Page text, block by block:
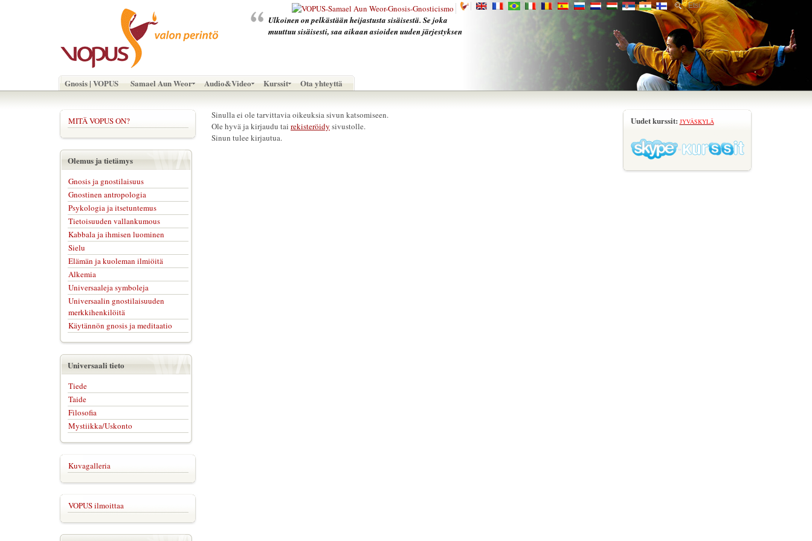
Ulkoinen on pelkästään heijastusta sisäisestä. Se joka
muuttuu sisäisesti, saa aikaan asioiden uuden järjestyksen
Gnosis | VOPUS Samael Aun Weor Audio&Video Kurssit Ota yhteyttä
Sinulla ei ole tarvittavia oikeuksia sivun katsomiseen.
Ole hyvä ja kirjaudu tai rekisteröidy sivustolle.
Sinun tulee kirjautua.
MITÄ VOPUS ON?
Olemus ja tietämys
Gnosis ja gnostilaisuus
Gnostinen antropologia
Psykologia ja itsetuntemus
Tietoisuuden vallankumous
Kabbala ja ihmisen luominen
Sielu
Elämän ja kuoleman ilmiöitä
Alkemia
Universaaleja symboleja
Universaalin gnostilaisuuden
merkkihenkilöitä
Käytännön gnosis ja meditaatio
Universaali tieto
Tiede
Taide
Filosofia
Mystiikka/Uskonto
Kuvagalleria
VOPUS ilmoittaa
Uudet kurssit: JYVÄSKYLÄ